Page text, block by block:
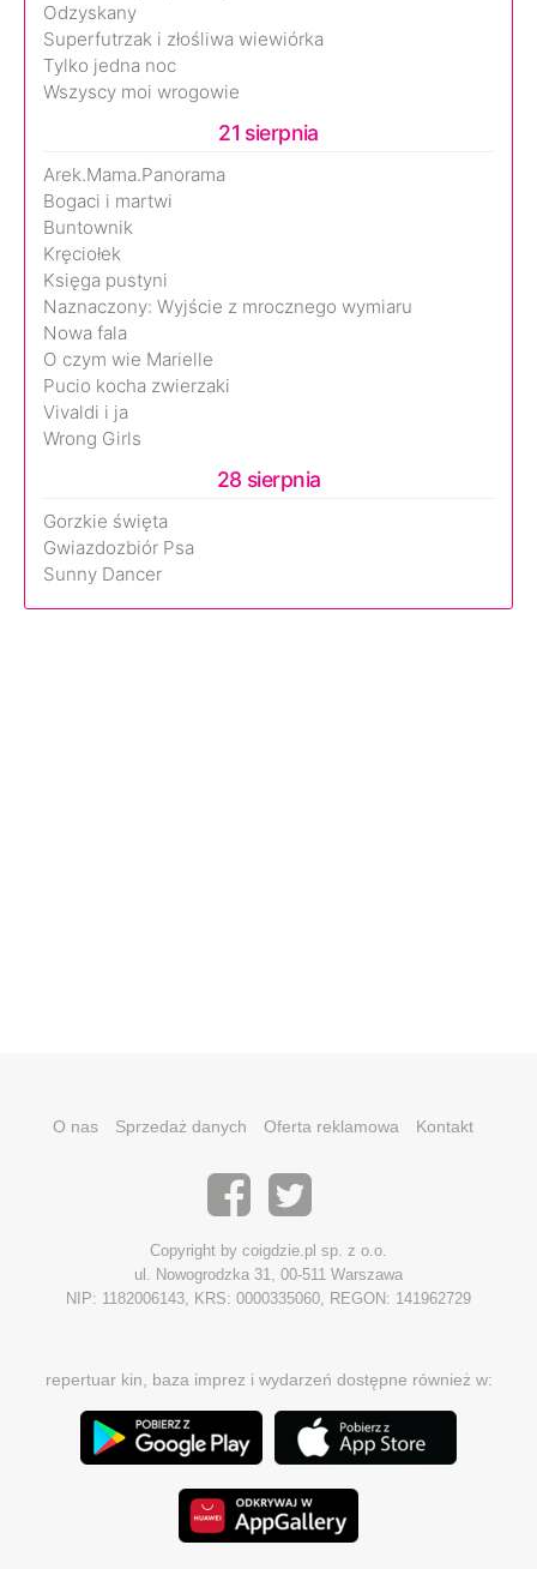
Odzyskany
Superfutrzak i złośliwa wiewiórka
Tylko jedna noc
Wszyscy moi wrogowie
21 sierpnia
Arek.Mama.Panorama
Bogaci i martwi
Buntownik
Kręciołek
Księga pustyni
Naznaczony: Wyjście z mrocznego wymiaru
Nowa fala
O czym wie Marielle
Pucio kocha zwierzaki
Vivaldi i ja
Wrong Girls
28 sierpnia
Gorzkie święta
Gwiazdozbiór Psa
Sunny Dancer
O nas Sprzedaż danych Oferta reklamowa Kontakt
Copyright by coigdzie.pl sp. z o.o.
ul. Nowogrodzka 31, 00-511 Warszawa
NIP: 1182006143, KRS: 0000335060, REGON: 141962729
repertuar kin, baza imprez i wydarzeń dostępne również w: